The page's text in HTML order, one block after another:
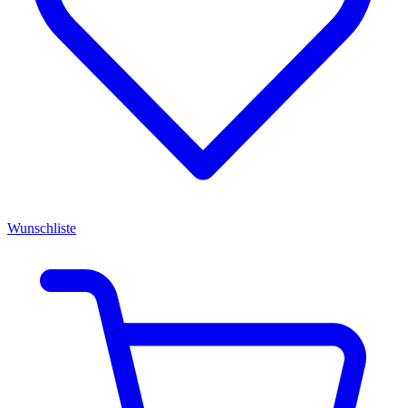
Wunschliste